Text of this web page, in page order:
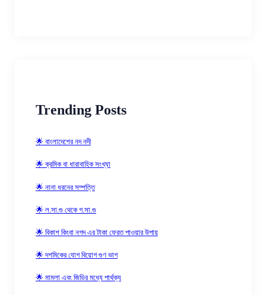
Trending Posts
🌟 বাংলাদেশের নদ নদী
🌟 ক্রমিক বা ধারাবাহিক সংখ্যা
🌟 নানা ধরনের সম্পত্তি
🌟 ল.সা.গু থেকে গ.সা.গু
🌟 বিকাশ কিংবা নগদ এর টাকা ফেরত পাওয়ার উপায়
🌟 দশমিকের যোগ বিয়োগ গুণ ভাগ
🌟 মামলা এবং জিডির মধ্যে পার্থক্য